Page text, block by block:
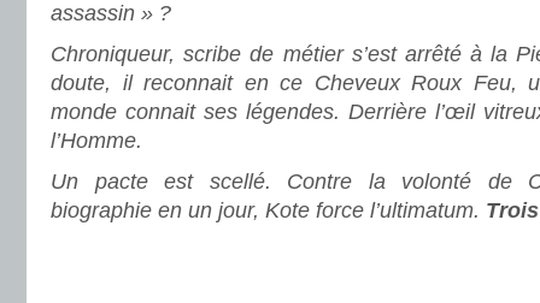
assassin » ?
Chroniqueur, scribe de métier s’est arrêté à la
doute, il reconnait en ce Cheveux Roux Feu,
monde connait ses légendes. Derrière l’œil
l’Homme.
Un pacte est scellé. Contre la volonté de
biographie en un jour, Kote force l’ultimatum.